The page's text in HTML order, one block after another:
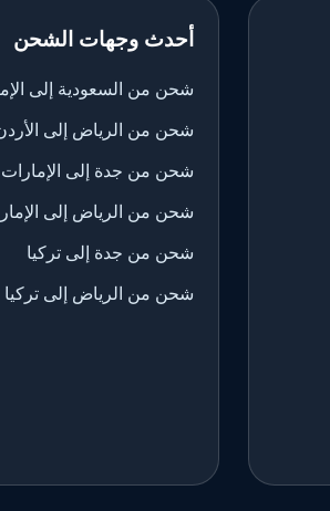
أحدث وجهات الشحن
شحن من السعودية إلى
شحن من الرياض إلى
شحن من جدة إلى الإمارات
شحن من الرياض إلى
شحن من جدة إلى تركيا
شحن من الرياض إلى تركيا